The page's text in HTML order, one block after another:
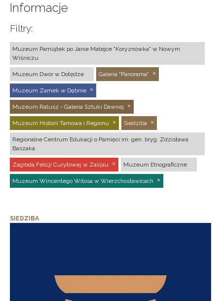
Informacje
Filtry:
Muzeum Pamiątek po Janie Matejce "Koryznówka" w Nowym
Wiśniczu
Muzeum Dwór w Dołędze Galeria "Panorama"
Muzeum Zamek w Dębnie
Muzeum Ratusz - Galeria Sztuki Dawnej
Muzeum Historii Tarnowa i Regionu Siedziba
Regionalne Centrum Edukacji o Pamięci im. gen. bryg. Zdzisława
Baszaka
Zagroda Felicji Curyłowej w Zalipiu Muzeum Etnograficzne
Muzeum Wincentego Witosa w Wierzchosławicach
SIEDZIBA